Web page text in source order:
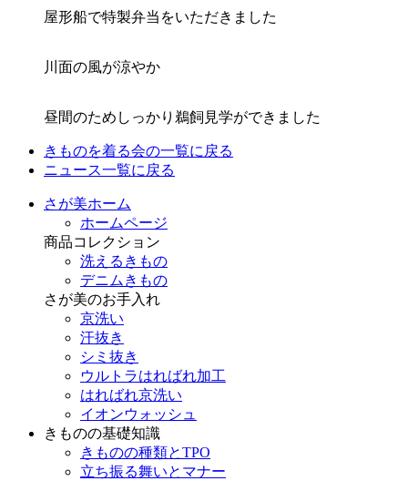
屋形船で特製弁当をいただきました
川面の風が涼やか
昼間のためしっかり鵜飼見学ができました
きものを着る会の一覧に戻る
ニュース一覧に戻る
さが美ホーム
ホームページ
商品コレクション
洗えるきもの
デニムきもの
さが美のお手入れ
京洗い
汗抜き
シミ抜き
ウルトラはればれ加工
はればれ京洗い
イオンウォッシュ
きものの基礎知識
きものの種類とTPO
立ち振る舞いとマナー